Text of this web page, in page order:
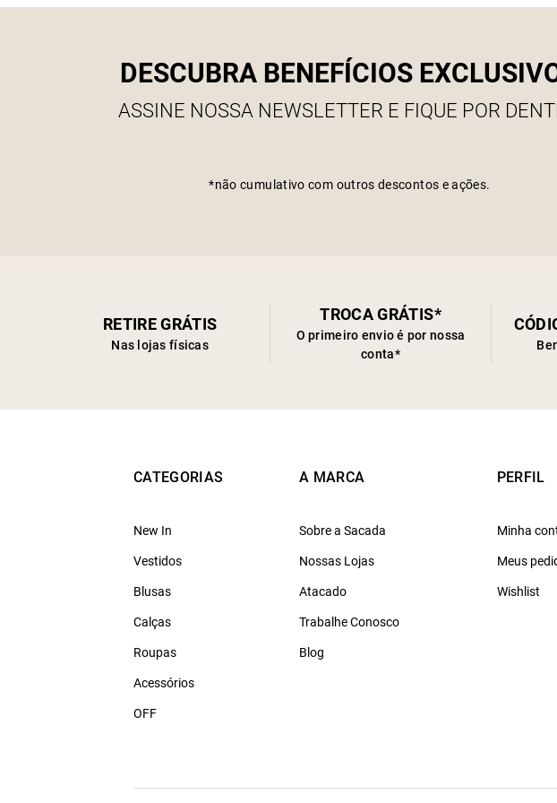
DESCUBRA BENEFÍCIOS
ASSINE NOSSA NEWSLETTER E FIQUE POR
*não cumulativo com outros descontos e ações.
RETIRE GRÁTIS
Nas lojas físicas
TROCA GRÁTIS*
O primeiro envio é por nossa
conta*
CATEGORIAS
New In
Vestidos
Blusas
Calças
Roupas
Acessórios
OFF
A MARCA
Sobre a Sacada
Nossas Lojas
Atacado
Trabalhe Conosco
Blog
PERFIL
Minha
Meus
Wishlist